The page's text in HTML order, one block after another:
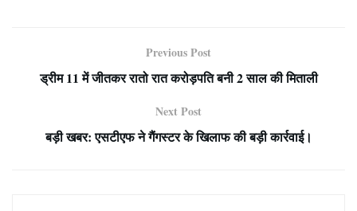
Previous Post
ड्रीम 11 में जीतकर रातो रात करोड़पति बनी 2 साल की मिताली
Next Post
बड़ी खबर: एसटीएफ ने गैंगस्टर के खिलाफ की बड़ी कार्रवाई।